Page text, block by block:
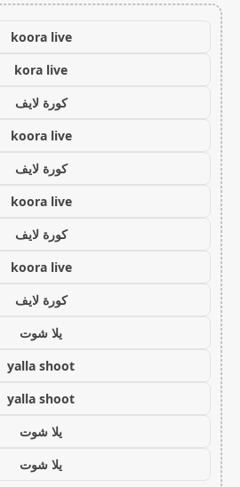
koora live
kora live
كورة لايف
koora live
كورة لايف
koora live
كورة لايف
koora live
كورة لايف
يلا شوت
yalla shoot
yalla shoot
يلا شوت
يلا شوت